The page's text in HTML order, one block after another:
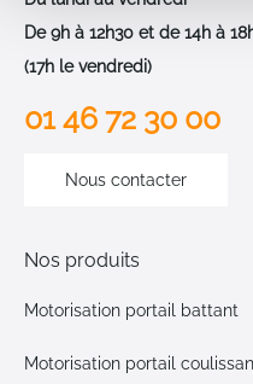
De 9h à 12h30 et de 14h à
(17h le vendredi)
01 46 72 30 00
Nous contacter
Nos produits
Motorisation portail battant
Motorisation portail